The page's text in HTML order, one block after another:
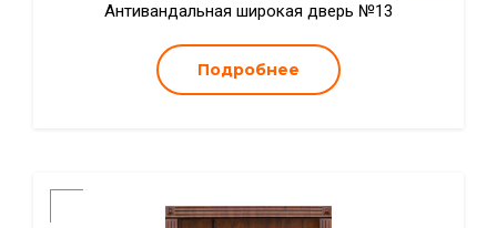
Антивандальная широкая дверь №13
Подробнее